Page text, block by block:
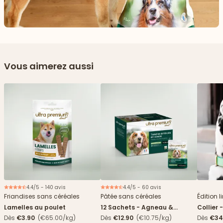
Vous aimerez aussi
4.4/5 - 140 avis
Friandises sans céréales
Lamelles au poulet
Dès €3.90 (€65.00/kg)
4.4/5 - 60 avis
Pâtée sans céréales
12 Sachets - Agneau &
haricots verts
Dès €12.90 (€10.75/kg)
Édition
Collier
Dès